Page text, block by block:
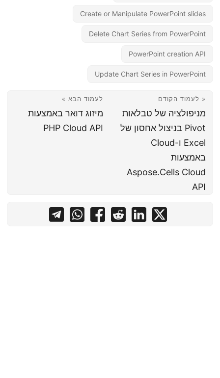
Create or Manipulate PowerPoint slides
Delete Chart Series from PowerPoint
PowerPoint creation API
Update Chart Series in PowerPoint
« לעמוד הקודם
מניפולציה של טבלאות
Pivot בניצול אחסון של
Excel ו-Cloud
באמצעות
Aspose.Cells Cloud
API
לעמוד הבא »
מיזוג דואר באמצעות
PHP Cloud API